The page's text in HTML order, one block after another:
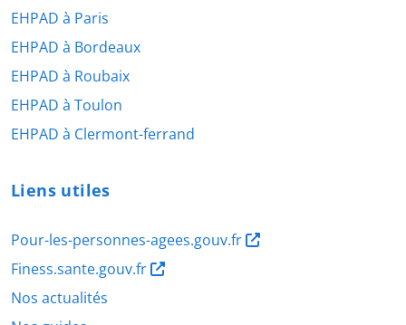
EHPAD à Paris
EHPAD à Bordeaux
EHPAD à Roubaix
EHPAD à Toulon
EHPAD à Clermont-ferrand
Liens utiles
Pour-les-personnes-agees.gouv.fr
Finess.sante.gouv.fr
Nos actualités